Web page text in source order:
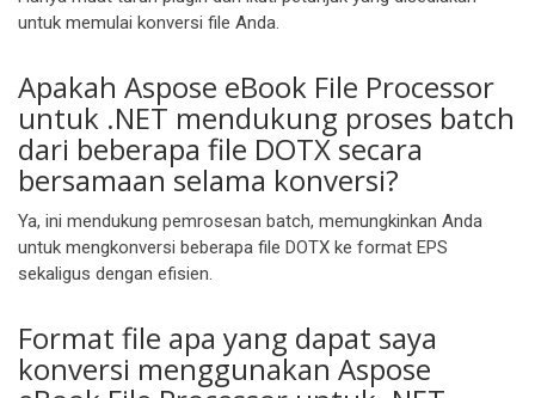
untuk memulai konversi file Anda.
Apakah Aspose eBook File Processor
untuk .NET mendukung proses batch
dari beberapa file DOTX secara
bersamaan selama konversi?
Ya, ini mendukung pemrosesan batch, memungkinkan Anda
untuk mengkonversi beberapa file DOTX ke format EPS
sekaligus dengan efisien.
Format file apa yang dapat saya
konversi menggunakan Aspose